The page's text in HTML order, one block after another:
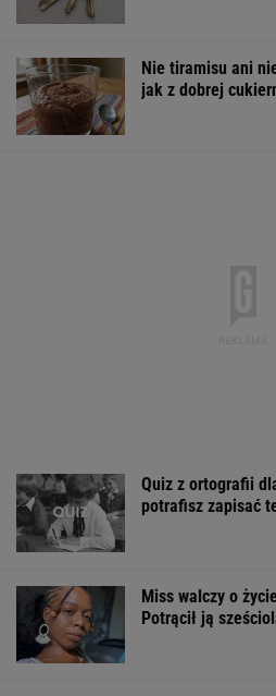
Nie tiramisu ani
jak z dobrej
Quiz z ortografii
potrafisz zapisać
Miss walczy o
Potrącił ją